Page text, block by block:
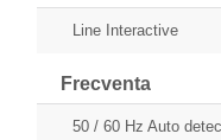
Line Interactive
Frecventa
50 / 60 Hz Auto